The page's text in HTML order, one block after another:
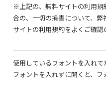
※上記の、無料サイトの利用規
合の、一切の損害について、弊
サイトの利用規約をよくご確認
使用しているフォントを入れて
フォントを入れずに開くと、フ